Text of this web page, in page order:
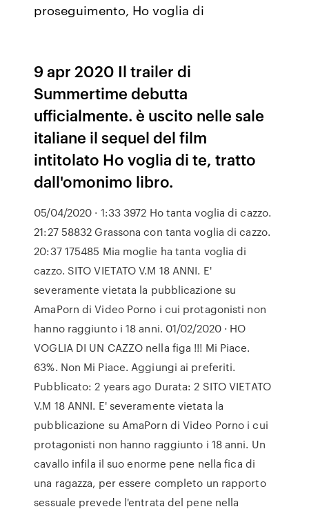
proseguimento, Ho voglia di
9 apr 2020 Il trailer di
Summertime debutta
ufficialmente. è uscito nelle sale
italiane il sequel del film
intitolato Ho voglia di te, tratto
dall'omonimo libro.
05/04/2020 · 1:33 3972 Ho tanta voglia di cazzo.
21:27 58832 Grassona con tanta voglia di cazzo.
20:37 175485 Mia moglie ha tanta voglia di
cazzo. SITO VIETATO V.M 18 ANNI. E'
severamente vietata la pubblicazione su
AmaPorn di Video Porno i cui protagonisti non
hanno raggiunto i 18 anni. 01/02/2020 · HO
VOGLIA DI UN CAZZO nella figa !!! Mi Piace.
63%. Non Mi Piace. Aggiungi ai preferiti.
Pubblicato: 2 years ago Durata: 2 SITO VIETATO
V.M 18 ANNI. E' severamente vietata la
pubblicazione su AmaPorn di Video Porno i cui
protagonisti non hanno raggiunto i 18 anni. Un
cavallo infila il suo enorme pene nella fica di
una ragazza, per essere completo un rapporto
sessuale prevede l'entrata del pene nella